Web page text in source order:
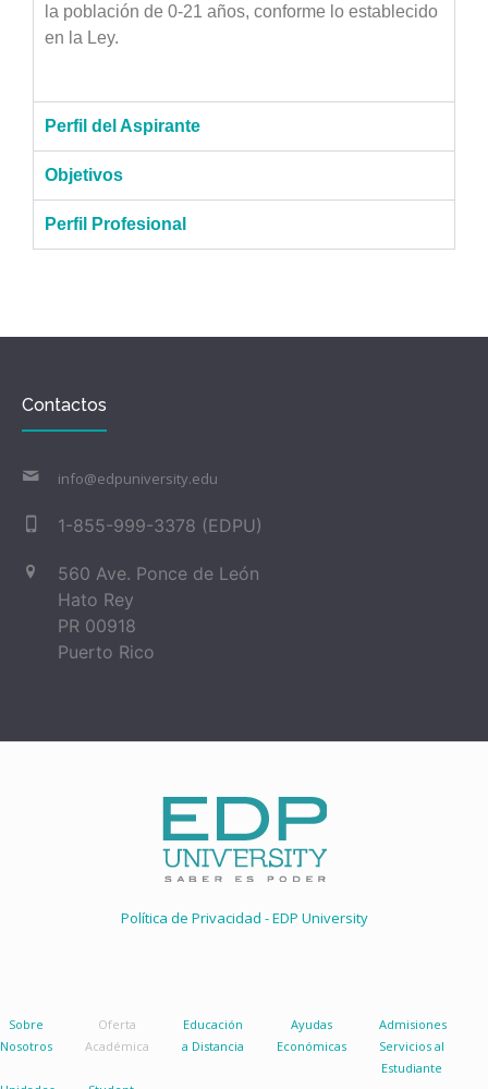
la población de 0-21 años, conforme lo establecido
en la Ley.
Perfil del Aspirante
Objetivos
Perfil Profesional
Contactos
info@edpuniversity.edu
1-855-999-3378 (EDPU)
560 Ave. Ponce de León
Hato Rey
PR 00918
Puerto Rico
Política de Privacidad - EDP University
Sobre
Nosotros
Oferta
Académica
Educación
a Distancia
Ayudas
Económicas
Admisiones
Servicios al
Estudiante